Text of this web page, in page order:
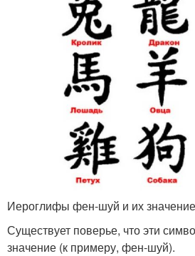
Иероглифы фен-шуй и их значение
Существует поверье, что эти
значение (к примеру, фен-шуй).